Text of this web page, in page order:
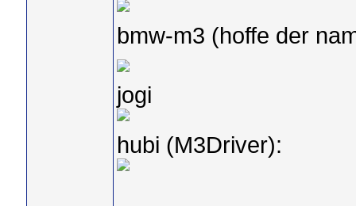
bmw-m3 (hoffe der
jogi
hubi (M3Driver):